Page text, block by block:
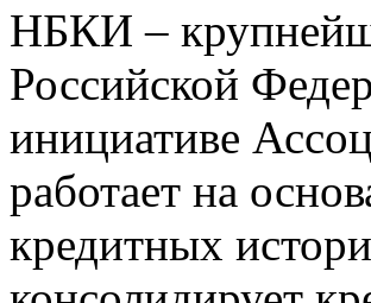
НБКИ –
Российской
инициативе
работает на
кредитных